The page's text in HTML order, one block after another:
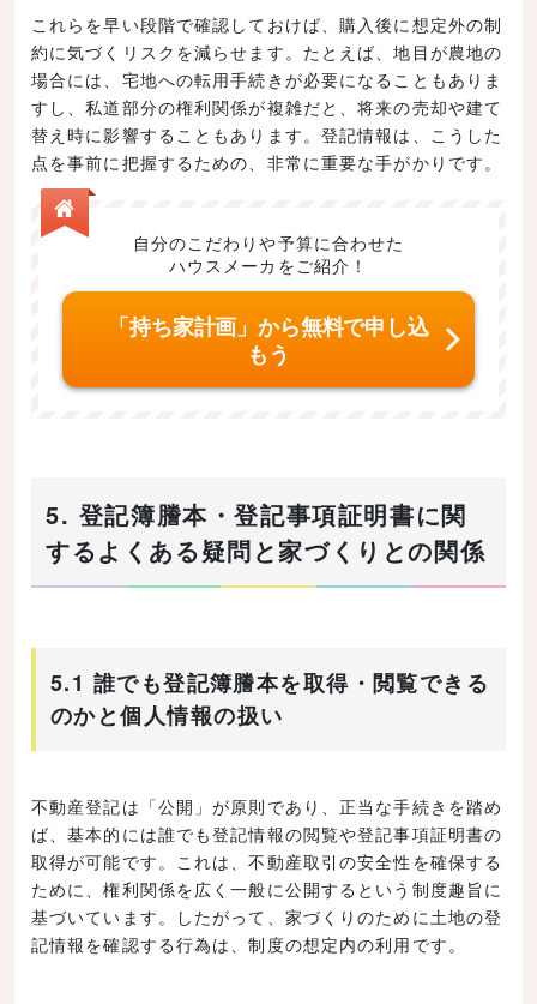
これらを早い段階で確認しておけば、購入後に想定外の制
約に気づくリスクを減らせます。たとえば、地目が農地の
場合には、宅地への転用手続きが必要になることもありま
すし、私道部分の権利関係が複雑だと、将来の売却や建て
替え時に影響することもあります。登記情報は、こうした
点を事前に把握するための、非常に重要な手がかりです。
自分のこだわりや予算に合わせた
ハウスメーカをご紹介！
「持ち家計画」から無料で申し込
もう
5. 登記簿謄本・登記事項証明書に関
するよくある疑問と家づくりとの関係
5.1 誰でも登記簿謄本を取得・閲覧できる
のかと個人情報の扱い
不動産登記は「公開」が原則であり、正当な手続きを踏め
ば、基本的には誰でも登記情報の閲覧や登記事項証明書の
取得が可能です。これは、不動産取引の安全性を確保する
ために、権利関係を広く一般に公開するという制度趣旨に
基づいています。したがって、家づくりのために土地の登
記情報を確認する行為は、制度の想定内の利用です。